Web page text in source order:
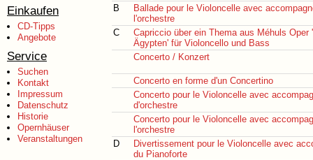
Einkaufen
CD-Tipps
Angebote
Service
Suchen
Kontakt
Impressum
Datenschutz
Historie
Opernhäuser
Veranstaltungen
B
Ballade pour le Violoncelle avec
l'orchestre
C
Capriccio über ein Thema aus Méhuls Oper
Ägypten' für Violoncello und Bass
Concerto / Konzert
Concerto en forme d'un Concertino
Concerto pour le Violoncelle avec
d'orchestre
Concerto pour le Violoncelle avec
l'orchestre
D
Divertissement pour le Violoncelle avec
du Pianoforte